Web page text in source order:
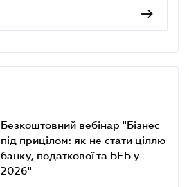
Безкоштовний вебінар "Бізнес
під прицілом: як не стати ціллю
банку, податкової та БЕБ у
2026"